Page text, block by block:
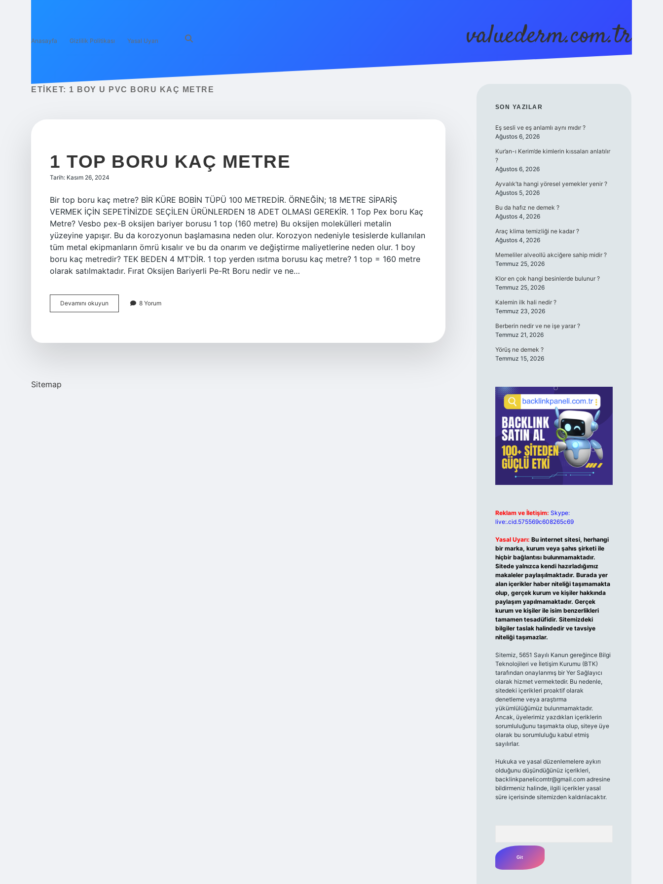
Anasayfa Gizlilik Politikası Yasal Uyarı valuederm.com.tr
ETIKET: 1 BOY U PVC BORU KAÇ METRE
1 TOP BORU KAÇ METRE
Tarih: Kasım 26, 2024
Bir top boru kaç metre? BİR KÜRE BOBİN TÜPÜ 100 METREDİR. ÖRNEĞİN; 18 METRE SİPARİŞ
VERMEK İÇİN SEPETİNİZDE SEÇİLEN ÜRÜNLERDEN 18 ADET OLMASI GEREKİR. 1 Top Pex boru Kaç
Metre? Vesbo pex-B oksijen bariyer borusu 1 top (160 metre) Bu oksijen molekülleri metalin
yüzeyine yapışır. Bu da korozyonun başlamasına neden olur. Korozyon nedeniyle tesislerde kullanılan
tüm metal ekipmanların ömrü kısalır ve bu da onarım ve değiştirme maliyetlerine neden olur. 1 boy
boru kaç metredir? TEK BEDEN 4 MT’DİR. 1 top yerden ısıtma borusu kaç metre? 1 top = 160 metre
olarak satılmaktadır. Fırat Oksijen Bariyerli Pe-Rt Boru nedir ve ne…
Devamını okuyun
Top
8 Yorum
Sitemap
SIDEBAR
SON YAZILAR
Eş sesli ve eş anlamlı aynı mıdır ?
Ağustos 6, 2026
Kur’an-ı Kerim’de kimlerin kıssaları anlatılır
?
Ağustos 6, 2026
Ayvalık’ta hangi yöresel yemekler yenir ?
Ağustos 5, 2026
Bu da hafız ne demek ?
Ağustos 4, 2026
Araç klima temizliği ne kadar ?
Ağustos 4, 2026
Memeliler alveollü akciğere sahip midir ?
Temmuz 25, 2026
Klor en çok hangi besinlerde bulunur ?
Temmuz 25, 2026
Kalemin ilk hali nedir ?
Temmuz 23, 2026
Berberin nedir ve ne işe yarar ?
Temmuz 21, 2026
Yörüş ne demek ?
Temmuz 15, 2026
Reklam ve İletişim: Skype:
live:.cid.575569c608265c69
Yasal Uyarı: Bu internet sitesi, herhangi
bir marka, kurum veya şahıs şirketi ile
hiçbir bağlantısı bulunmamaktadır.
Sitede yalnızca kendi hazırladığımız
makaleler paylaşılmaktadır. Burada yer
alan içerikler haber niteliği taşımamakta
olup, gerçek kurum ve kişiler hakkında
paylaşım yapılmamaktadır. Gerçek
kurum ve kişiler ile isim benzerlikleri
tamamen tesadüfidir. Sitemizdeki
bilgiler taslak halindedir ve tavsiye
niteliği taşımazlar.
Sitemiz, 5651 Sayılı Kanun gereğince Bilgi
Teknolojileri ve İletişim Kurumu (BTK)
tarafından onaylanmış bir Yer Sağlayıcı
olarak hizmet vermektedir. Bu nedenle,
sitedeki içerikleri proaktif olarak
denetleme veya araştırma
yükümlülüğümüz bulunmamaktadır.
Ancak, üyelerimiz yazdıkları içeriklerin
sorumluluğunu taşımakta olup, siteye üye
olarak bu sorumluluğu kabul etmiş
sayılırlar.
Hukuka ve yasal düzenlemelere aykırı
olduğunu düşündüğünüz içerikleri,
backlinkpanelicomtr@gmail.comadresine
bildirmeniz halinde, ilgili içerikler yasal
süre içerisinde sitemizden kaldırılacaktır.